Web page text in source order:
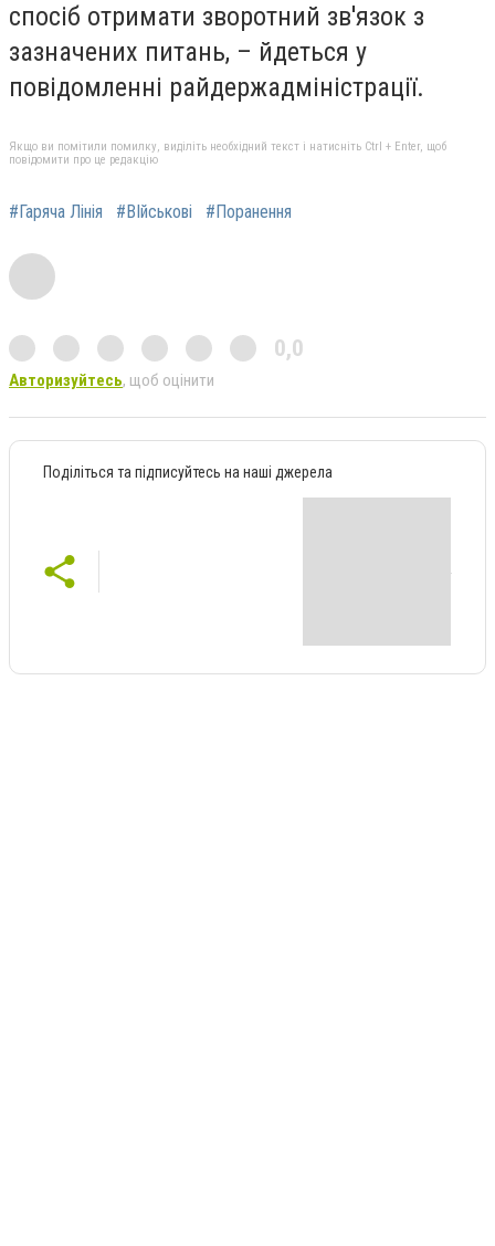
спосіб отримати зворотний зв'язок з
зазначених питань, – йдеться у
повідомленні райдержадміністрації.
Якщо ви помітили помилку, виділіть необхідний текст і натисніть Ctrl + Enter, щоб
повідомити про це редакцію
#Гаряча Лінія #ВІйськові #Поранення
0,0
Авторизуйтесь, щоб оцінити
Поділіться та підписуйтесь на наші джерела